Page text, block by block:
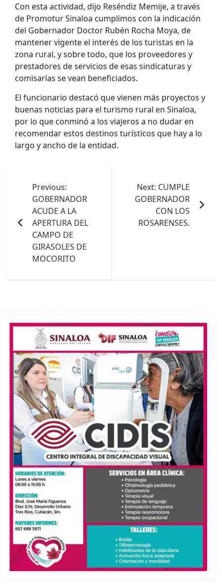
Con esta actividad, dijo Reséndiz Memije, a través
de Promotur Sinaloa cumplimos con la indicación
del Gobernador Doctor Rubén Rocha Moya, de
mantener vigente el interés de los turistas en la
zona rural, y sobre todo, que los proveedores y
prestadores de servicios de esas sindicaturas y
comisarías se vean beneficiados.
El funcionario destacó que vienen más proyectos y
buenas noticias para el turismo rural en Sinaloa,
por lo que conminó a los viajeros a no dudar en
recomendar estos destinos turísticos que hay a lo
largo y ancho de la entidad.
entradas
Previous:
GOBERNADOR
ACUDE A LA
APERTURA DEL
CAMPO DE
GIRASOLES DE
MOCORITO
Next: CUMPLE
GOBERNADOR
CON LOS
ROSARENSES.